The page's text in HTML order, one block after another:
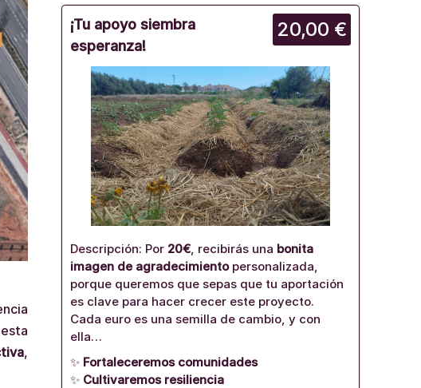
,
20,00 €
¡Tu apoyo siembra
esperanza!
Descripción: Por 20€, recibirás una bonita
imagen de agradecimientopersonalizada,
porque queremos que sepas que tu aportación
es clave para hacer crecer este proyecto.
Cada euro es una semilla de cambio, y con
ella…
✨ Fortaleceremos comunidades
✨ Cultivaremos resiliencia